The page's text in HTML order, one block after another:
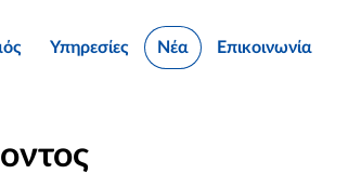
Υπηρεσίες Νέα Επικοινωνία